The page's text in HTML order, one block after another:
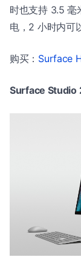
时也支持 3.5 毫
电，2 小时内可
购买： Surface
Surface Studio